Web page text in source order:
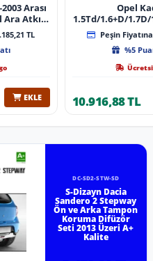
Arası
Ara Atkı
BarTL
EKLE
Opel
1.5Td/1.6+D/1.7D/
08/1991
Peşin
%5
10.916,88 TL
DC-SD2-STW-SD
S-Dizayn Dacia
Sandero 2 Stepway
Ön ve Arka Tampon
Koruma Difüzör
Seti 2013 Üzeri A+
Kalite